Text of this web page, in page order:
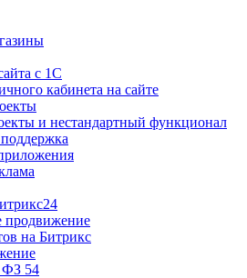
с 1С
кабинета на сайте
и нестандартный функционал
продвижение
на Битрикс
ФЗ 54